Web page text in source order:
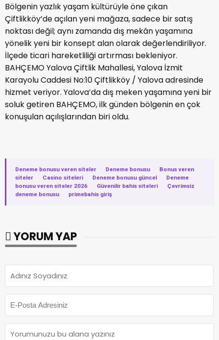
Bölgenin yazlık yaşam kültürüyle öne çıkan
Çiftlikköy’de açılan yeni mağaza, sadece bir satış
noktası değil; aynı zamanda dış mekân yaşamına
yönelik yeni bir konsept alan olarak değerlendiriliyor.
İlçede ticari hareketliliği artırması bekleniyor.
BAHÇEMO Yalova Çiftlik Mahallesi, Yalova İzmit
Karayolu Caddesi No:10 Çiftlikköy / Yalova adresinde
hizmet veriyor. Yalova’da dış meken yaşamına yeni bir
soluk getiren BAHÇEMO, ilk günden bölgenin en çok
konuşulan açılışlarından biri oldu.
Deneme bonusu veren siteler · Deneme bonusu ·
Bonus veren
siteler
· Casino siteleri · Deneme bonusu güncel ·
Deneme
bonusu veren siteler 2026
· Güvenilir bahis siteleri ·
Çevrimsiz
deneme bonusu
· primebahis giriş
YORUM YAP